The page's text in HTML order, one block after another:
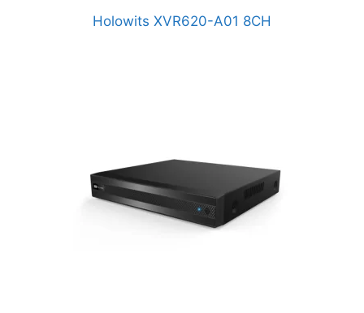
Holowits XVR620-A01 8CH